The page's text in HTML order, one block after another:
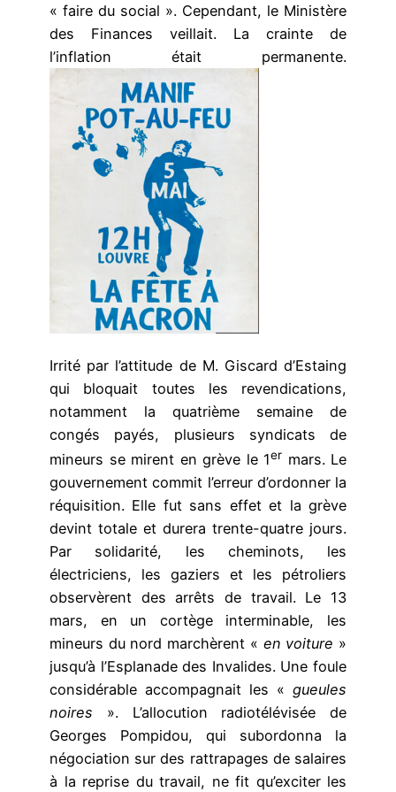
« faire du social ». Cependant, le Ministère
des Finances veillait. La crainte de
l’inflation était permanente.
Irrité par l’attitude de M. Giscard d’Estaing
qui bloquait toutes les revendications,
notamment la quatrième semaine de
congés payés, plusieurs syndicats de
mineurs se mirent en grève le 1er mars. Le
gouvernement commit l’erreur d’ordonner la
réquisition. Elle fut sans effet et la grève
devint totale et durera trente-quatre jours.
Par solidarité, les cheminots, les
électriciens, les gaziers et les pétroliers
observèrent des arrêts de travail. Le 13
mars, en un cortège interminable, les
mineurs du nord marchèrent « en voiture »
jusqu’à l’Esplanade des Invalides. Une foule
considérable accompagnait les « gueules
noires ». L’allocution radiotélévisée de
Georges Pompidou, qui subordonna la
négociation sur des rattrapages de salaires
à la reprise du travail, ne fit qu’exciter les